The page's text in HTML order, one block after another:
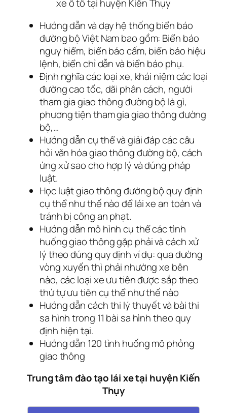
xe ô tô tại huyện Kiến Thụy
Hướng dẫn và dạy hệ thống biển báo
đường bộ Việt Nam bao gồm: Biển báo
nguy hiểm, biển báo cấm, biển báo hiệu
lệnh, biển chỉ dẫn và biển báo phụ.
Định nghĩa các loại xe, khái niệm các loại
đường cao tốc, dãi phân cách, người
tham gia giao thông đường bộ là gì,
phương tiện tham gia giao thông đường
bộ,…
Hướng dẫn cụ thể và giải đáp các câu
hỏi văn hóa giao thông đường bộ, cách
ứng xử sao cho hợp lý và đúng pháp
luật.
Học luật giao thông đường bộ quy định
cụ thể như thế nào để lái xe an toàn và
tránh bị công an phạt.
Hướng dẫn mô hình cụ thể các tình
huống giao thông gặp phải và cách xử
lý theo đúng quy định ví dụ: qua đường
vòng xuyến thì phải nhường xe bên
nào, các loại xe ưu tiên được sắp theo
thứ tự ưu tiên cụ thể như thế nào
Hướng dẫn cách thi lý thuyết và bài thi
sa hình trong 11 bài sa hình theo quy
định hiện tại.
Hướng dẫn 120 tình huống mô phỏng
giao thông
Trung tâm đào tạo lái xe tại huyện Kiến
Thụy